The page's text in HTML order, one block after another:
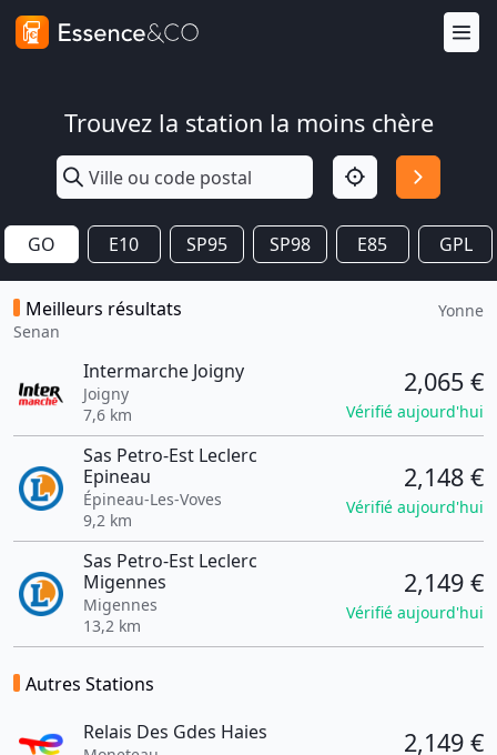
Trouvez la station la moins chère
GO E10 SP95 SP98 E85 GPL
Meilleurs résultats
Senan
Yonne
Intermarche Joigny
Joigny
7,6 km
2,065 €
Vérifié aujourd'hui
Sas Petro-Est Leclerc
Epineau
Épineau-Les-Voves
9,2 km
2,148 €
Vérifié aujourd'hui
Sas Petro-Est Leclerc
Migennes
Migennes
13,2 km
2,149 €
Vérifié aujourd'hui
Autres Stations
Relais Des Gdes Haies
2,149 €